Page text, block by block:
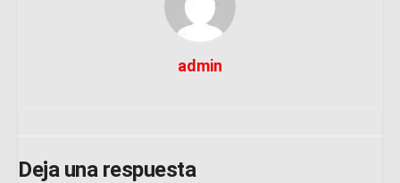
admin
Deja una respuesta